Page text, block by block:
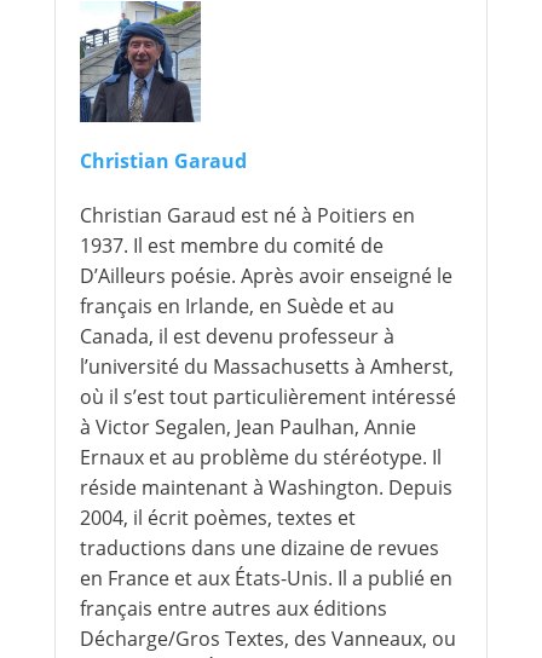
Christian Garaud
Christian Garaud est né à Poitiers en
1937. Il est membre du comité de
D’Ailleurs poésie. Après avoir enseigné le
français en Irlande, en Suède et au
Canada, il est devenu professeur à
l’université du Massachusetts à Amherst,
où il s’est tout particulièrement intéressé
à Victor Segalen, Jean Paulhan, Annie
Ernaux et au problème du stéréotype. Il
réside maintenant à Washington. Depuis
2004, il écrit poèmes, textes et
traductions dans une dizaine de revues
en France et aux États-Unis. Il a publié en
français entre autres aux éditions
Décharge/Gros Textes, des Vanneaux, ou